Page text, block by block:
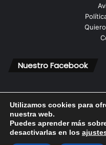
Nuestro Facebook
© Copyright 2026,
Utilizamos cookies para
nuestra web.
Puedes aprender más
desactivarlas en los